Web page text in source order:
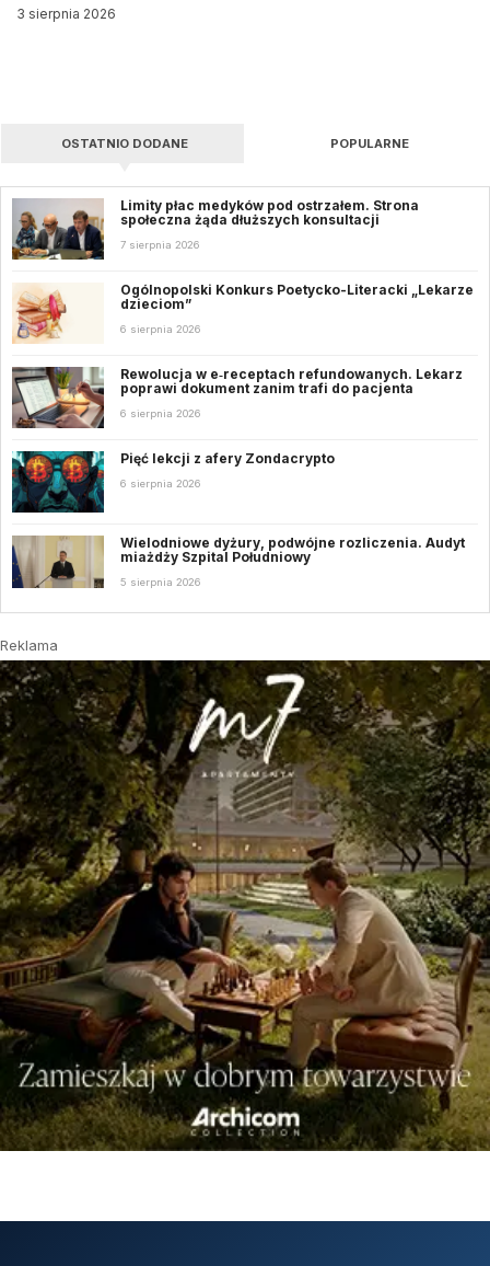
3 sierpnia 2026
OSTATNIO DODANE POPULARNE
Limity płac medyków pod ostrzałem. Strona
społeczna żąda dłuższych konsultacji
7 sierpnia 2026
Ogólnopolski Konkurs Poetycko-Literacki „Lekarze
dzieciom”
6 sierpnia 2026
Rewolucja w e‑receptach refundowanych. Lekarz
poprawi dokument zanim trafi do pacjenta
6 sierpnia 2026
Pięć lekcji z afery Zondacrypto
6 sierpnia 2026
Wielodniowe dyżury, podwójne rozliczenia. Audyt
miażdży Szpital Południowy
5 sierpnia 2026
Reklama